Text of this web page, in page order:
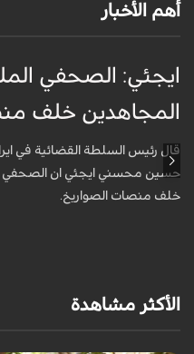
أهم الأخبار
ايجئي: الصحفي
المجاهدين خلف
قال رئيس السلطة القضائية في
حسين محسني ايجئي ان الصحفي
خلف منصات الصواريخ.
الأكثر مشاهدة